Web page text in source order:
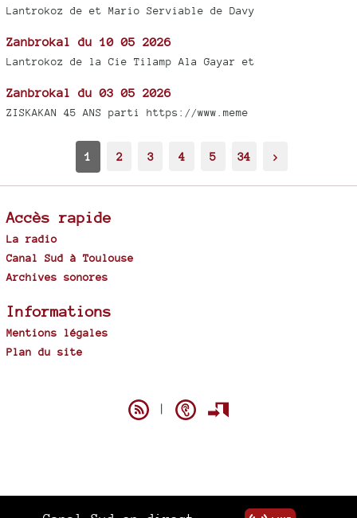
Lantrokoz de et Mario Serviable de Davy
Zanbrokal du 10 05 2026
Lantrokoz de la Cie Tilamp Ala Gayar et
Zanbrokal du 03 05 2026
ZISKAKAN 45 ANS parti https://www.meme
1 2 3 4 5 34 >
Accès rapide
La radio
Canal Sud à Toulouse
Archives sonores
Informations
Mentions légales
Plan du site
|